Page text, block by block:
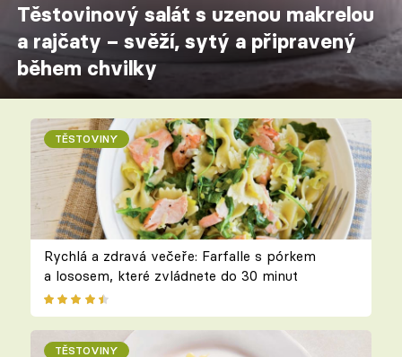
Těstovinový salát s uzenou makrelou
a rajčaty – svěží, sytý a připravený
během chvilky
TĚSTOVINY
Rychlá a zdravá večeře: Farfalle s pórkem
a lososem, které zvládnete do 30 minut
TĚSTOVINY